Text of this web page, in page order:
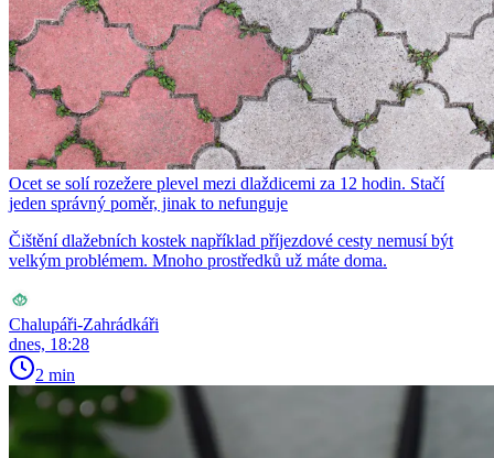
Ocet se solí rozežere plevel mezi dlaždicemi za 12 hodin. Stačí
jeden správný poměr, jinak to nefunguje
Čištění dlažebních kostek například příjezdové cesty nemusí být
velkým problémem. Mnoho prostředků už máte doma.
Chalupáři-Zahrádkáři
dnes, 18:28
2 min